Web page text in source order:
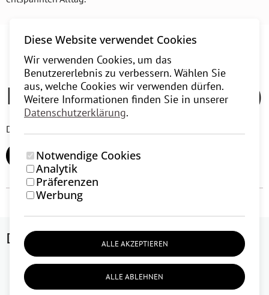
Diese Website verwendet Cookies
Wir verwenden Cookies, um das
Benutzererlebnis zu verbessern. Wählen Sie
aus, welche Cookies wir verwenden dürfen.
Weitere Informationen finden Sie in unserer
Datenschutzerklärung.
Notwendige Cookies
Analytik
Präferenzen
Werbung
ALLE AKZEPTIEREN
ALLE ABLEHNEN
Nutzerbewertungen (0)
Derzeit gibt es keine Nutzerbewertungen.
BEWERTUNG HINZUFÜGEN
Das könnte dir auch gefallen